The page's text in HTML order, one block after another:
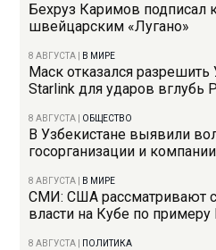
Бехруз Каримов подписал
швейцарским «Лугано»
8 АВГУСТА В МИРЕ
Маск отказался разрешить
Starlink для ударов вглубь
8 АВГУСТА ОБЩЕСТВО
В Узбекистане выявили
госорганизации и
8 АВГУСТА В МИРЕ
СМИ: США рассматривают
власти на Кубе по
8 АВГУСТА ПОЛИТИКА